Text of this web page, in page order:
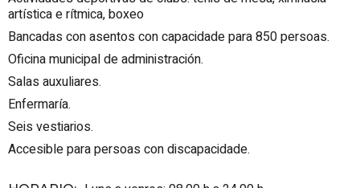
artística e rítmica, boxeo
Bancadas con asentos con capacidade para 850 persoas.
Oficina municipal de administración.
Salas auxuliares.
Enfermaría.
Seis vestiarios.
Accesible para persoas con discapacidade.